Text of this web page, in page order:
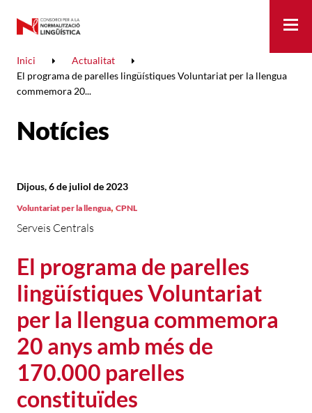
Inici
Actualitat
El programa de parelles lingüístiques Voluntariat per la llengua
commemora 20...
Notícies
El programa de parelles
lingüístiques Voluntariat
per la llengua commemora
20 anys amb més de
170.000 parelles
constituïdes
Serveis Centrals
Dijous, 6 de juliol de 2023
Voluntariat per la llengua, CPNL